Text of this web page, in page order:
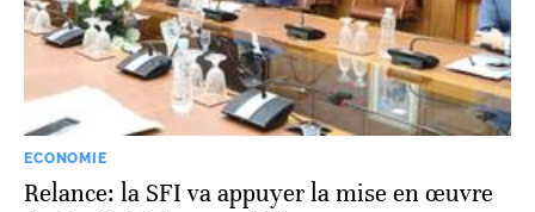
ECONOMIE
Relance: la SFI va appuyer la mise en œuvre